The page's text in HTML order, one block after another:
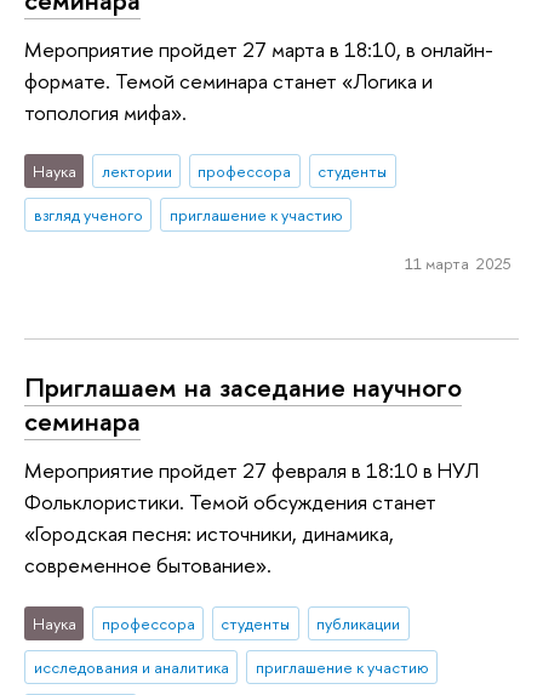
Мероприятие пройдет 27 марта в 18:10, в онлайн-
формате. Темой семинара станет «Логика и
топология мифа».
Наука лектории профессора
студенты
взгляд ученого
приглашение к участию
11 марта 2025
Приглашаем на заседание научного
семинара
Мероприятие пройдет 27 февраля в 18:10 в НУЛ
Фольклористики. Темой обсуждения станет
«Городская песня: источники, динамика,
современное бытование».
Наука профессора студенты
публикации
исследования и аналитика
приглашение к участию